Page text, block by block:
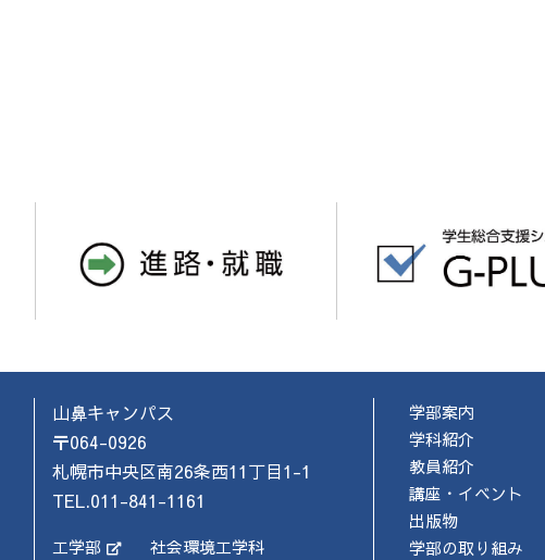
山鼻キャンパス
〒064-0926
札幌市中央区南26条西11丁目1-1
TEL.011-841-1161
工学部
社会環境工学科
学部案内
学科紹介
教員紹介
講座・イベント
出版物
学部の取り組み